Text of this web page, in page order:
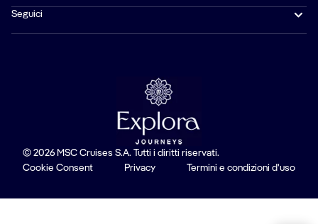
Seguici
© 2026 MSC Cruises S.A. Tutti i diritti riservati.
Cookie Consent
Privacy Termini e condizioni d'uso